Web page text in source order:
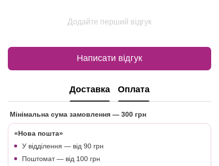
Додайте перший відгук
Написати відгук
Доставка Оплата
Мінімальна сума замовлення — 300 грн
«Нова пошта»
У відділення — від 90 грн
Поштомат — від 100 грн